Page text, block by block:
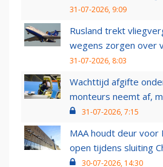
31-07-2026, 9:09
Rusland trekt
wegens zorgen over
31-07-2026, 8:03
Wachttijd afgifte
monteurs neemt af,
31-07-2026, 7:15
MAA houdt deur voor
open tijdens sluiting
30-07-2026, 14:30